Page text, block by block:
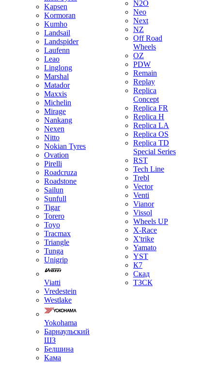
Kapsen
Kormoran
Kumho
Landsail
Landspider
Laufenn
Leao
Linglong
Marshal
Matador
Maxxis
Michelin
Mirage
Nankang
Nexen
Nitto
Nokian Tyres
Ovation
Pirelli
Roadcruza
Roadstone
Sailun
Sunfull
Tigar
Torero
Toyo
Tracmax
Triangle
Tunga
Unigrip
Viatti
Vredestein
Westlake
Yokohama
Барнаульский
ШЗ
Белшина
Кама
N2O
Neo
Next
NZ
Off Road
Wheels
OZ
PDW
Remain
Replay
Replica
Concept
Replica FR
Replica H
Replica LA
Replica OS
Replica TD
Special Series
RST
Tech Line
Trebl
Vector
Venti
Vianor
Vissol
Wheels UP
X-Race
X'trike
Yamato
YST
К7
Скад
ТЗСК